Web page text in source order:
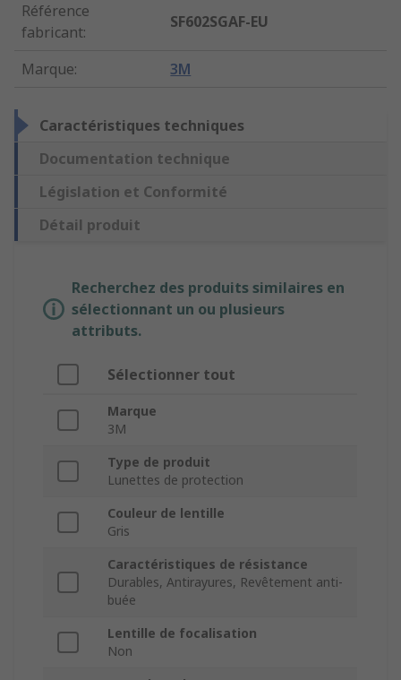
Référence
fabricant:
SF602SGAF-EU
Marque: 3M
Caractéristiques techniques
Documentation technique
Législation et Conformité
Détail produit
Recherchez des produits similaires en
sélectionnant un ou plusieurs
attributs.
Sélectionner tout
Marque
3M
Type de produit
Lunettes de protection
Couleur de lentille
Gris
Caractéristiques de résistance
Durables, Antirayures, Revêtement anti-
buée
Lentille de focalisation
Non